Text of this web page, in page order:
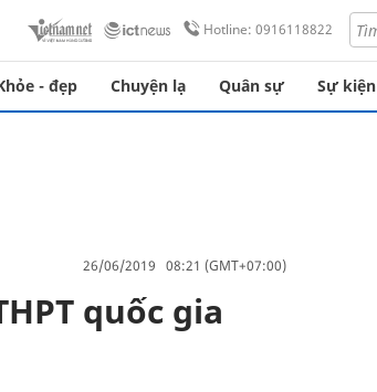
Hotline: 0916118822
- đẹp Chuyện lạ Quân sự Sự kiện
26/06/2019 08:21 (GMT+07:00)
quốc gia